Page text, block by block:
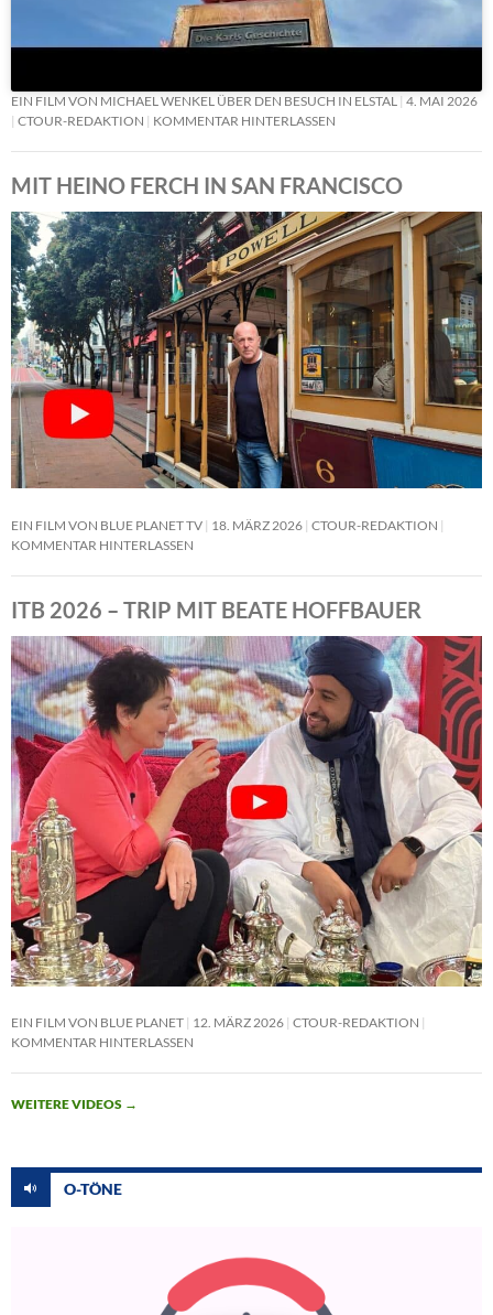
EIN FILM VON MICHAEL WENKEL ÜBER DEN BESUCH IN ELSTAL
4. MAI 2026
CTOUR-REDAKTION
KOMMENTAR HINTERLASSEN
MIT HEINO FERCH IN SAN FRANCISCO
EIN FILM VON BLUE PLANET TV 18. MÄRZ 2026 CTOUR-REDAKTION
KOMMENTAR HINTERLASSEN
ITB 2026 – TRIP MIT BEATE HOFFBAUER
EIN FILM VON BLUE PLANET 12. MÄRZ 2026 CTOUR-REDAKTION
KOMMENTAR HINTERLASSEN
WEITERE VIDEOS →
O-TÖNE